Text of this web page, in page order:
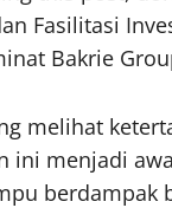
Fasilitasi
Bakrie
melihat
ini menjadi
berdampak